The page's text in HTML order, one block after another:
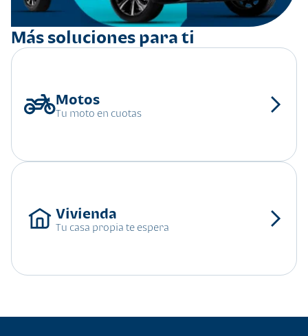
Más soluciones para ti
Tu moto en cuotas
Tu casa propia te espera